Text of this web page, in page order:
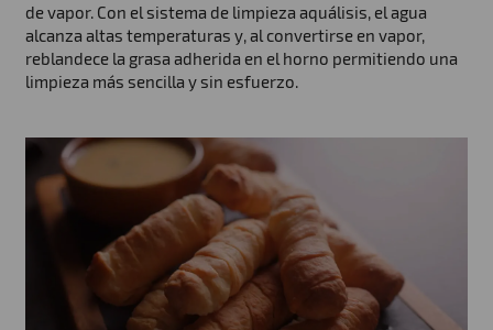
de vapor. Con el sistema de limpieza aquálisis, el agua
alcanza altas temperaturas y, al convertirse en vapor,
reblandece la grasa adherida en el horno permitiendo una
limpieza más sencilla y sin esfuerzo.